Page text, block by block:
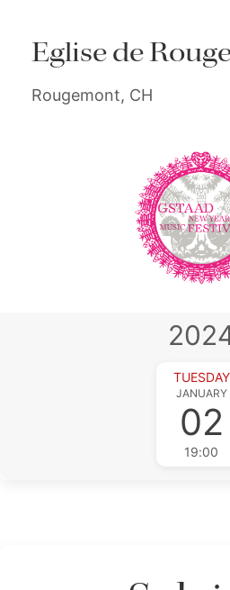
Eglise de
Rougemont, CH
TUESDAY
JANUARY
02
19:00